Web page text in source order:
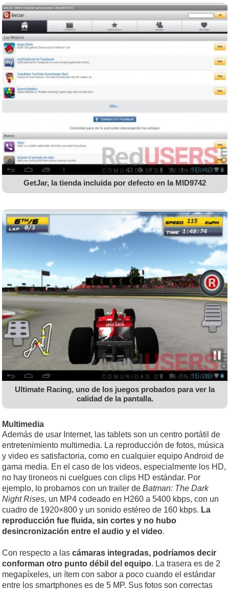
GetJar, la tienda incluida por defecto en la MID9742
Ultimate Racing, uno de los juegos probados para ver la
calidad de la pantalla.
Multimedia
Además de usar Internet, las tablets son un centro portátil de
entretenimiento multimedia. La reproducción de fotos, música
y video es satisfactoria, como en cualquier equipo Android de
gama media. En el caso de los videos, especialmente los HD,
no hay tironeos ni cuelgues con clips HD estándar. Por
ejemplo, lo probamos con un trailer de Batman: The Dark
Night Rises, un MP4 codeado en H260 a 5400 kbps, con un
cuadro de 1920×800 y un sonido estéreo de 160 kbps. La
reproducción fue fluida, sin cortes y no hubo
desincronización entre el audio y el video.
Con respecto a las cámaras integradas, podríamos decir
conforman otro punto débil del equipo. La trasera es de 2
megapíxeles, un ítem con sabor a poco cuando el estándar
entre los smartphones es de 5 MP. Sus fotos son correctas